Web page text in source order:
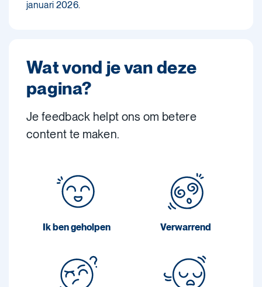
januari 2026.
Wat vond je van deze
pagina?
Je feedback helpt ons om betere
content te maken.
Ik ben geholpen Verwarrend